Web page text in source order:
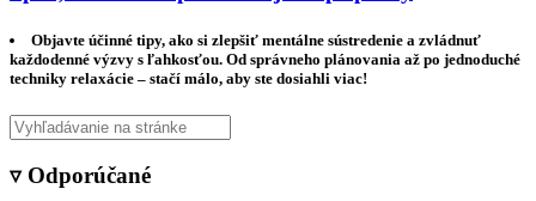
Objavte účinné tipy, ako si zlepšiť mentálne sústredenie a zvládnuť
každodenné výzvy s ľahkosťou. Od správneho plánovania až po jednoduché
techniky relaxácie – stačí málo, aby ste dosiahli viac!
▿ Odporúčané